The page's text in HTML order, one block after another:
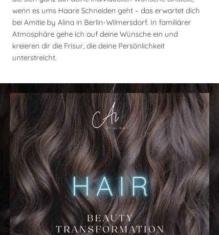
wenn es ums Haare Schneiden geht – das erwartet dich
bei Amitie by Alina in Berlin-Wilmersdorf. In familiärer
Atmosphäre gehe ich auf deine Wünsche ein und
kreieren dir die Frisur, die deine Persönlichkeit
unterstreicht.